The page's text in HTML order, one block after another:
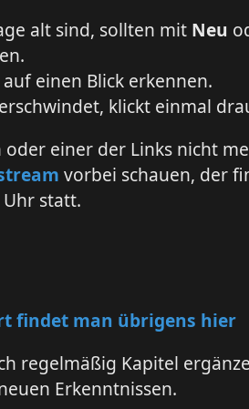
alt sind, sollten mit Neu
einen Blick erkennen.
klickt einmal
einer der Links nicht
vorbei schauen, der
Uhr statt.
findet man übrigens hier
regelmäßig Kapitel
Erkenntnissen.